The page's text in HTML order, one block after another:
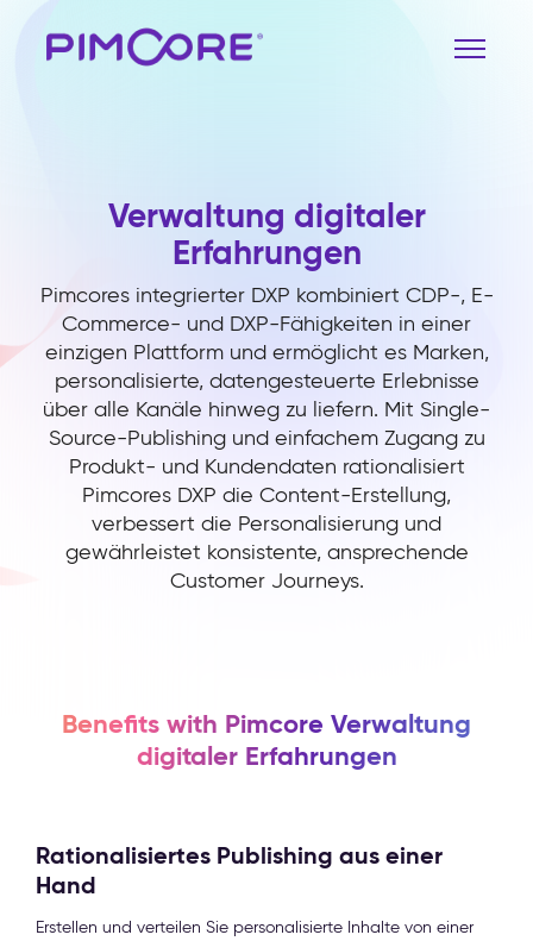
Verwaltung digitaler
Erfahrungen
Pimcores integrierter DXP kombiniert CDP-, E-
Commerce- und DXP-Fähigkeiten in einer
einzigen Plattform und ermöglicht es Marken,
personalisierte, datengesteuerte Erlebnisse
über alle Kanäle hinweg zu liefern. Mit Single-
Source-Publishing und einfachem Zugang zu
Produkt- und Kundendaten rationalisiert
Pimcores DXP die Content-Erstellung,
verbessert die Personalisierung und
gewährleistet konsistente, ansprechende
Customer Journeys.
Benefits with Pimcore Verwaltung
digitaler Erfahrungen
Rationalisiertes Publishing aus einer
Hand
Erstellen und verteilen Sie personalisierte Inhalte von einer